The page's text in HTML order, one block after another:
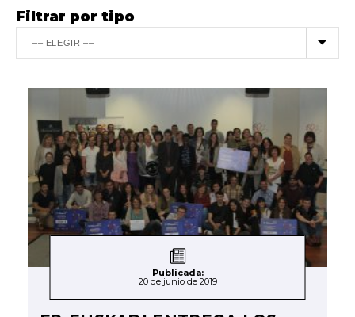
Filtrar por tipo
Publicada:
20 de junio de 2019